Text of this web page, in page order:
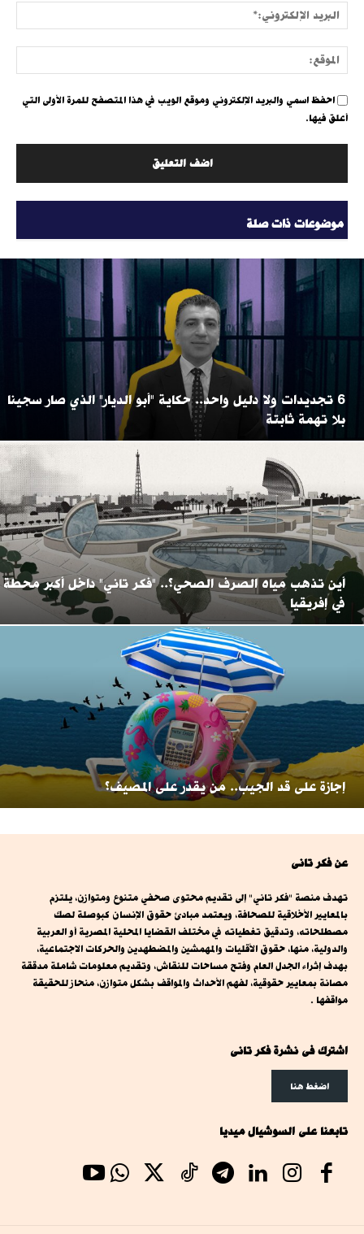
احفظ اسمي والبريد الإلكتروني وموقع الويب في هذا المتصفح للمرة الأولى التي
أعلق فيها.
موضوعات ذات صلة
6 تجديدات ولا دليل واحد.. حكاية "أبو الديار" الذي صار سجينا
بلا تهمة ثابتة
أين تذهب مياه الصرف الصحي؟.. "فكر تاني" داخل أكبر محطة
في إفريقيا
إجازة على قد الجيب.. من يقدر على المصيف؟
عن فكر تانى
تهدف منصة "فكر تاني" إلى تقديم محتوى صحفي متنوع ومتوازن، يلتزم
بالمعايير الأخلاقية للصحافة، ويعتمد مبادئ حقوق الإنسان كبوصلة لصك
مصطلحاته، وتدقيق تغطياته في مختلف القضايا المحلية المصرية أو العربية
والدولية، منها، حقوق الأقليات والمهمشين والمضطهدين والحركات الاجتماعية،
بهدف إثراء الجدل العام وفتح مساحات للنقاش، وتقديم معلومات شاملة مدققة
مصانة بمعايير حقوقية، لفهم الأحداث والمواقف بشكل متوازن، منحاز للحقيقة
مواقفها .
اشترك فى نشرة فكر تانى
اضغط هنا
تابعنا على السوشيال ميديا